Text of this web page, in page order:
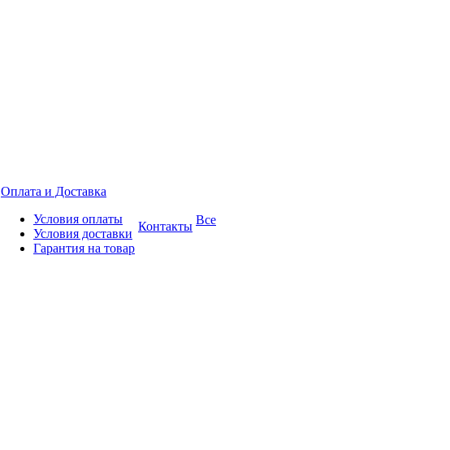
Оплата и Доставка
Условия оплаты
Условия доставки
Гарантия на товар
Контакты Все